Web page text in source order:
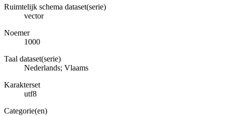
Ruimtelijk schema dataset(serie)
vector
Noemer
1000
Taal dataset(serie)
Nederlands; Vlaams
Karakterset
utf8
Categorie(en)